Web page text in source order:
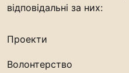
відповідальні за них:
Проекти
Волонтерство